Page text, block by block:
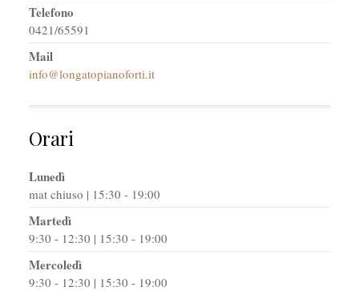
Telefono
0421/65591
Mail
info@longatopianoforti.it
Orari
Lunedì
mat chiuso | 15:30 - 19:00
Martedì
9:30 - 12:30 | 15:30 - 19:00
Mercoledì
9:30 - 12:30 | 15:30 - 19:00